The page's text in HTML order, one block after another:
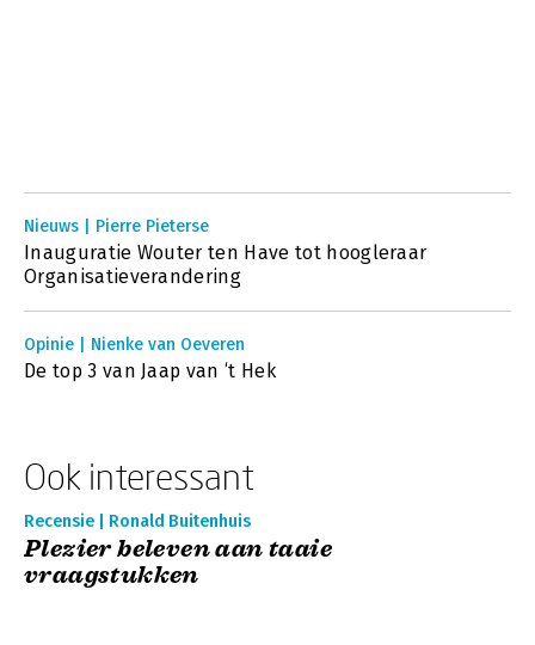
Nieuws | Pierre Pieterse
Inauguratie Wouter ten Have tot hoogleraar
Organisatieverandering
Opinie | Nienke van Oeveren
De top 3 van Jaap van ‘t Hek
Ook interessant
Recensie | Ronald Buitenhuis
Plezier beleven aan taaie
vraagstukken